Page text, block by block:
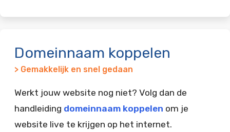
Domeinnaam koppelen
> Gemakkelijk en snel gedaan
Werkt jouw website nog niet? Volg dan de
handleiding domeinnaam koppelen om je
website live te krijgen op het internet.